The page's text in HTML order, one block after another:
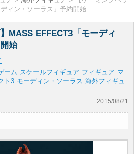
ィン・ソーラス」予約開始
MASS EFFECT3「モーディ
始
ーム スケールフィギュア フィギュア マ
ト3 モーディン・ソーラス 海外フィギュ
2015/08/21